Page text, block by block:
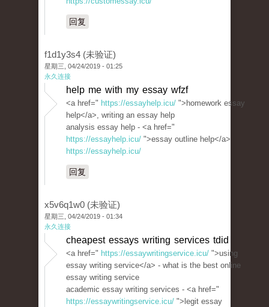
回复
f1d1y3s4 (未验证)
星期三, 04/24/2019 - 01:25
永久连接
help me with my essay wfzf
<a href=" https://essayhelp.icu/ ">homework essay
help</a>, writing an essay help
analysis essay help - <a href="
https://essayhelp.icu/ ">essay outline help</a>
https://essayhelp.icu/
回复
x5v6q1w0 (未验证)
星期三, 04/24/2019 - 01:34
永久连接
cheapest essays writing services tdid
<a href=" https://essaywritingservice.icu/ ">using
essay writing service</a> - what is the best online
essay writing service
academic essay writing services - <a href="
https://essaywritingservice.icu/ ">legit essay